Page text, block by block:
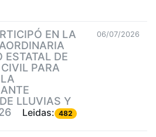
EN LA
ESTATAL DE
PARA
LLUVIAS Y
Leidas: 482
06/07/2026